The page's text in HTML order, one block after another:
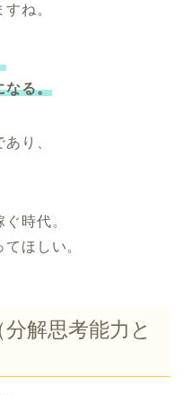
ね。
なる。
り、
時代。
ほしい。
解思考能力と